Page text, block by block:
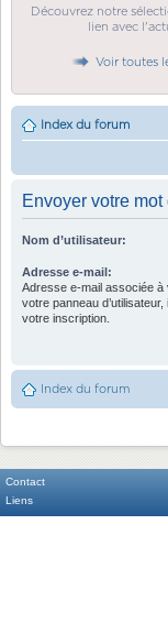
Découvrez notre
lien avec
Voir toutes
Index du forum
Envoyer votre
Nom d’utilisateur:
Adresse e-mail:
Adresse e-mail associée à
votre panneau
votre inscription.
Index du forum
Contact
Liens